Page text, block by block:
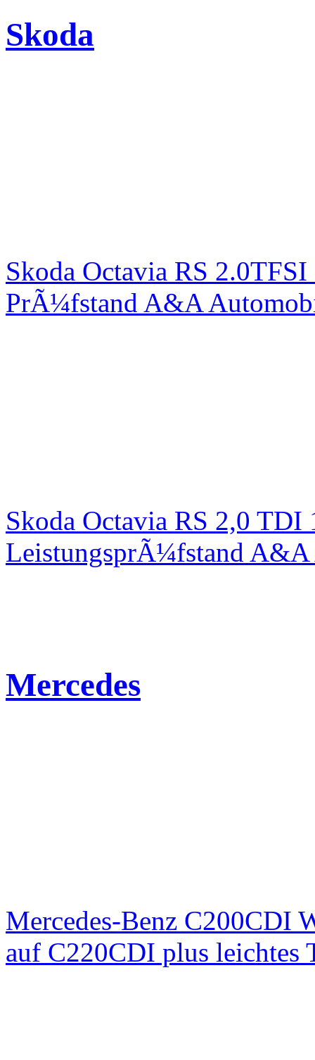
Skoda
Skoda Octavia RS
PrÃ¼fstand A&A
Skoda Octavia RS 2,0
LeistungsprÃ¼fstand
Mercedes
Mercedes-Benz C200CDI
auf C220CDI plus